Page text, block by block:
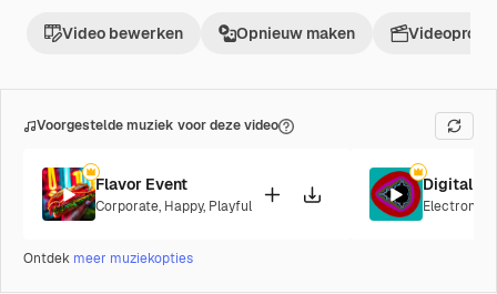
Video bewerken Opnieuw maken
Voorgestelde muziek voor deze video
Flavor Event
Corporate, Happy, Playful
Digital
Electronic
Ontdek meer muziekopties